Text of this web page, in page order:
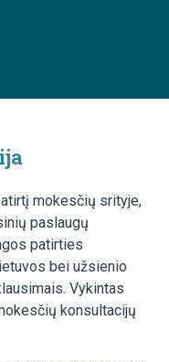
mokesčių srityje,
paslaugų
patirties
bei užsienio
Vykintas
konsultacijų